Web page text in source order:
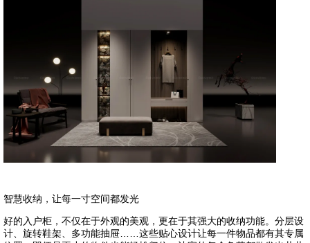
智慧收纳，让每一寸空间都发光
好的入户柜，不仅在于外观的美观，更在于其强大的收纳功能。分层设
计、旋转鞋架、多功能抽屉……这些贴心设计让每一件物品都有其专属